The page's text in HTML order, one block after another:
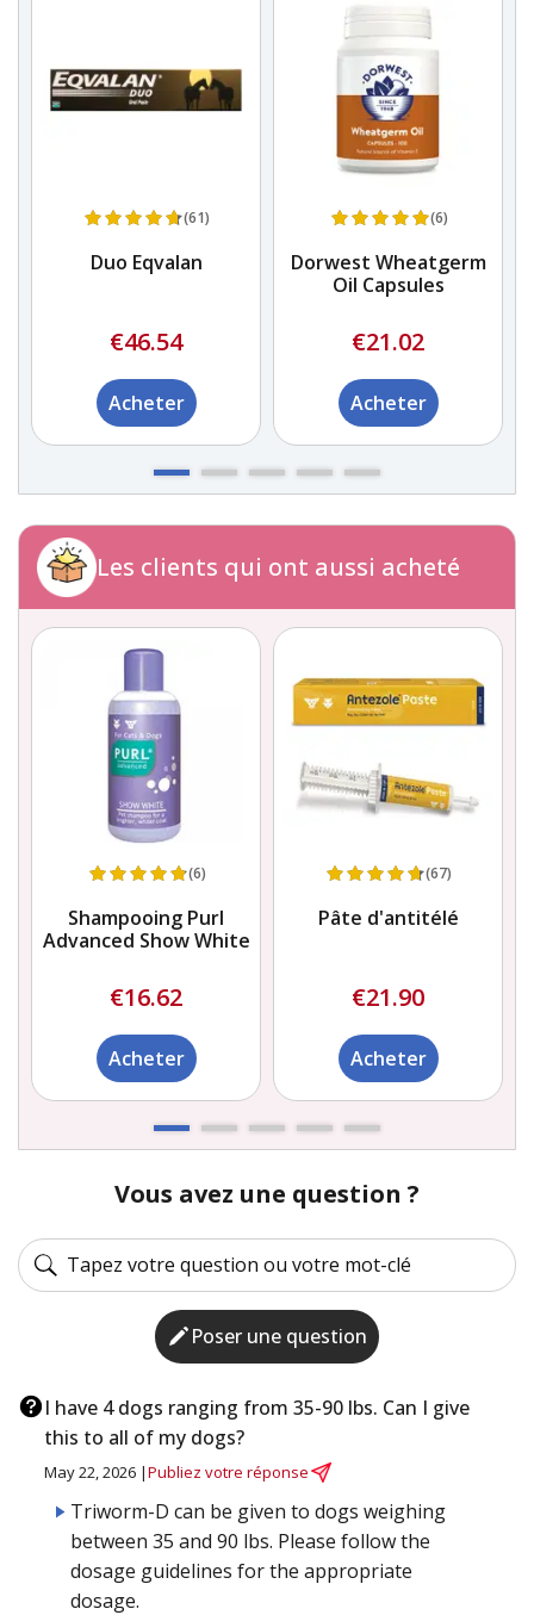
(61)
Duo Eqvalan
€46.54
Acheter
(6)
Dorwest Wheatgerm
Oil Capsules
€21.02
Acheter
Les clients qui ont aussi acheté
(6)
Shampooing Purl
Advanced Show White
€16.62
Acheter
(67)
Pâte d'antitélé
€21.90
Acheter
Vous avez une question ?
Poser une question
I have 4 dogs ranging from 35-90 lbs. Can I give
this to all of my dogs?
May 22, 2026 |Publiez votre réponse
Triworm-D can be given to dogs weighing
between 35 and 90 lbs. Please follow the
dosage guidelines for the appropriate
dosage.